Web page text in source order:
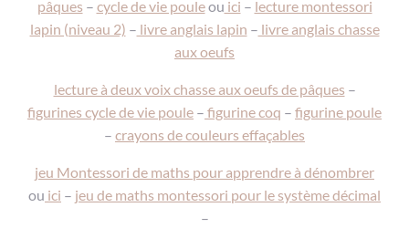
pâques – cycle de vie pouleou ici – lecture montessori
lapin (niveau 2) – livre anglais lapin – livre anglais chasse
aux oeufs
lecture à deux voix chasse aux oeufs de pâques –
figurines cycle de vie poule – figurine coq – figurine poule
– crayons de couleurs effaçables
jeu Montessori de maths pour apprendre à dénombrer
ou ici – jeu de maths montessori pour le système décimal
–